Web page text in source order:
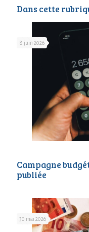
Dans cette
8 juin 2026
Campagne
publiée
30 mai 2026